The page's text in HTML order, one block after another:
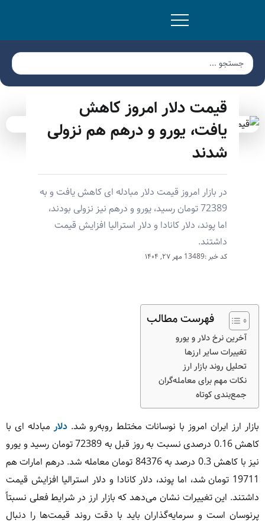
قیمت دلار امروز کاهش
یافت، یورو و درهم هم نزولی
شدند
در بازار امروز قیمت دلار مبادله ای کاهش یافت و به
72389 تومان رسید، یورو و درهم نیز نزولی بودند،
اما پوند، دلار کانادا و دلار استرالیا افزایش قیمت
داشتند.
کد خبر :13489 مهر ۲۷, ۱۴۰۴
فهرست مطالب
آخرین نرخ دلار و یورو
تغییرات سایر ارزها
تحلیل روند بازار ارز
نکات مهم برای معامله‌گران
جمع‌بندی کوتاه
بازار ارز ایران امروز با نوسانات مختلط روبه‌رو شد. دلارمبادله ای با
کاهش 0.16 درصدی نسبت به روز قبل به 72389 تومان رسید و یورو
نیز با کاهش 0.3 درصد به 84376 تومان معامله شد. درهم امارات هم
19711 تومان شد، اما پوند، دلار کانادا و دلار استرالیا افزایش قیمت
داشتند. این تغییرات نشان می‌دهد که بازار ارز در شرایط فعلی نسبتاً
پرنوسان است و سرمایه‌گذاران باید با دقت روند قیمت‌ها را دنبال